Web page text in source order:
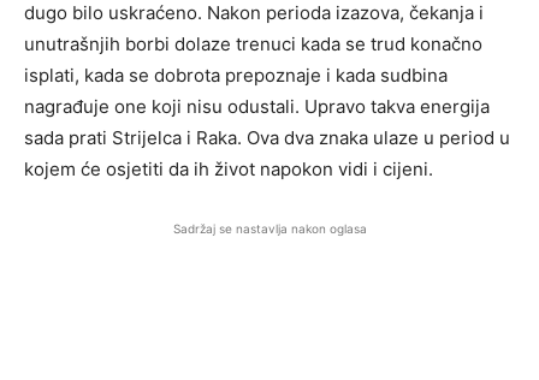
dugo bilo uskraćeno. Nakon perioda izazova, čekanja i
unutrašnjih borbi dolaze trenuci kada se trud konačno
isplati, kada se dobrota prepoznaje i kada sudbina
nagrađuje one koji nisu odustali. Upravo takva energija
sada prati Strijelca i Raka. Ova dva znaka ulaze u period u
kojem će osjetiti da ih život napokon vidi i cijeni.
Sadržaj se nastavlja nakon oglasa